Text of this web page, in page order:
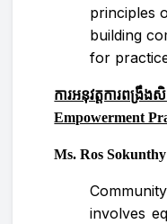
principles
building
for
ការអនុវត្តការពង្
Empowerment
Ms. Ros Sokunthy
involves